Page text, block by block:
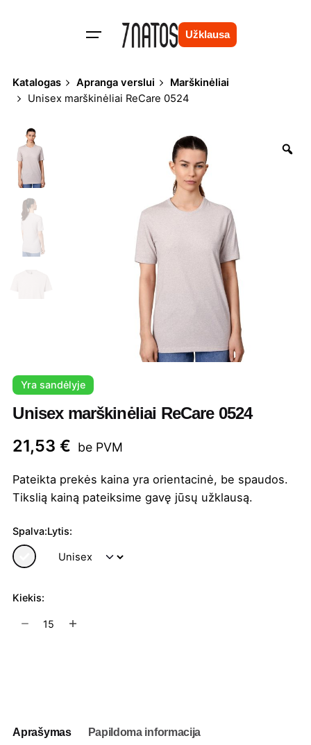
Užklausa
Katalogas Apranga verslui
Marškinėliai
Unisex marškinėliai ReCare 0524
Yra sandėlyje
Unisex marškinėliai ReCare 0524
21,53€ be PVM
Pateikta prekės kaina yra orientacinė, be spaudos.
Tikslią kainą pateiksime gavę jūsų užklausą.
Spalva:Lytis:
Kiekis:
produkto
Aprašymas Papildoma informacija